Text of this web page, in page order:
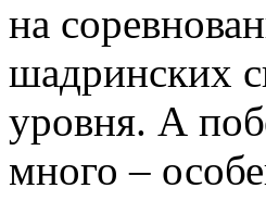
на
шадринских
уровня. А
много –